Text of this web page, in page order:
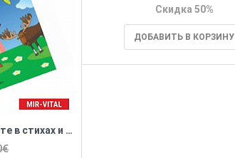
Узнаём обо всём на свете в стихах и картинках. Тетрадь для занятий с детьми 4-5 лет
Скидка 50%
ДОБАВИТЬ В КОРЗИНУ